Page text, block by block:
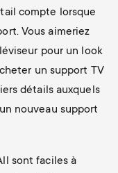
compte lorsque
Vous aimeriez
pour un look
un support TV
détails auxquels
nouveau support
sont faciles à